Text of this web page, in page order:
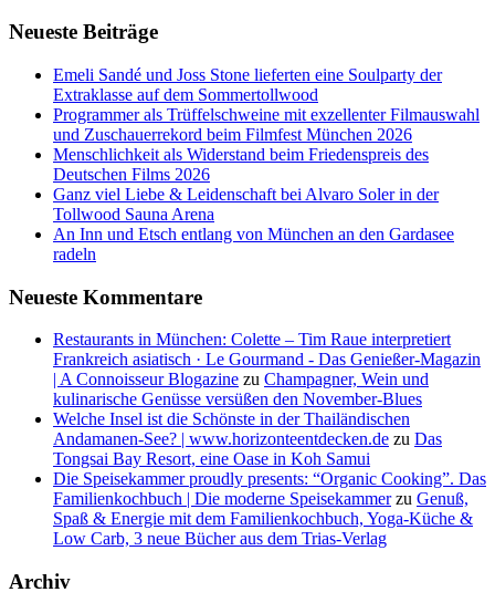
Neueste Beiträge
Emeli Sandé und Joss Stone lieferten eine Soulparty der
Extraklasse auf dem Sommertollwood
Programmer als Trüffelschweine mit exzellenter Filmauswahl
und Zuschauerrekord beim Filmfest München 2026
Menschlichkeit als Widerstand beim Friedenspreis des
Deutschen Films 2026
Ganz viel Liebe & Leidenschaft bei Alvaro Soler in der
Tollwood Sauna Arena
An Inn und Etsch entlang von München an den Gardasee
radeln
Neueste Kommentare
Restaurants in München: Colette – Tim Raue interpretiert
Frankreich asiatisch · Le Gourmand - Das Genießer-Magazin
| A Connoisseur Blogazine zu Champagner, Wein und
kulinarische Genüsse versüßen den November-Blues
Welche Insel ist die Schönste in der Thailändischen
Andamanen-See? | www.horizonteentdecken.de zu Das
Tongsai Bay Resort, eine Oase in Koh Samui
Die Speisekammer proudly presents: “Organic Cooking”. Das
Familienkochbuch | Die moderne Speisekammerzu Genuß,
Spaß & Energie mit dem Familienkochbuch, Yoga-Küche &
Low Carb, 3 neue Bücher aus dem Trias-Verlag
Archiv